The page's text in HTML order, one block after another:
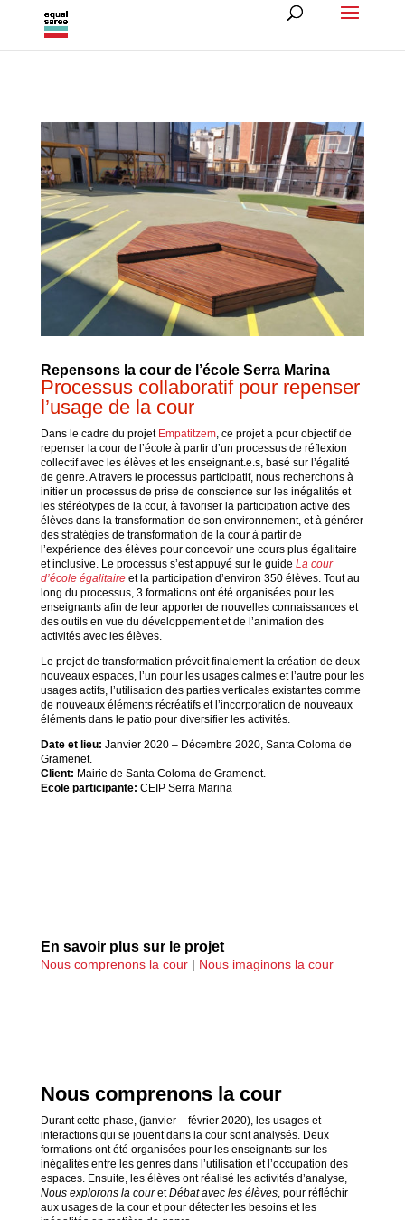
Repensons la cour de l’école Serra Marina
Processus collaboratif pour repenser
l’usage de la cour
Dans le cadre du projet Empatitzem, ce projet a pour objectif de
repenser la cour de l’école à partir d’un processus de réflexion
collectif avec les élèves et les enseignant.e.s, basé sur l’égalité
de genre. A travers le processus participatif, nous recherchons à
initier un processus de prise de conscience sur les inégalités et
les stéréotypes de la cour, à favoriser la participation active des
élèves dans la transformation de son environnement, et à générer
des stratégies de transformation de la cour à partir de
l’expérience des élèves pour concevoir une cours plus égalitaire
et inclusive. Le processus s’est appuyé sur le guide La cour
d’école égalitaire et la participation d’environ 350 élèves. Tout au
long du processus, 3 formations ont été organisées pour les
enseignants afin de leur apporter de nouvelles connaissances et
des outils en vue du développement et de l’animation des
activités avec les élèves.
Le projet de transformation prévoit finalement la création de deux
nouveaux espaces, l’un pour les usages calmes et l’autre pour les
usages actifs, l’utilisation des parties verticales existantes comme
de nouveaux éléments récréatifs et l’incorporation de nouveaux
éléments dans le patio pour diversifier les activités.
Date et lieu: Janvier 2020 – Décembre 2020, Santa Coloma de
Gramenet.
Client: Mairie de Santa Coloma de Gramenet.
Ecole participante: CEIP Serra Marina
En savoir plus sur le projet
Nous comprenons la cour| Nous imaginons la cour
Nous comprenons la cour
Durant cette phase, (janvier – février 2020), les usages et
interactions qui se jouent dans la cour sont analysés. Deux
formations ont été organisées pour les enseignants sur les
inégalités entre les genres dans l’utilisation et l’occupation des
espaces. Ensuite, les élèves ont réalisé les activités d’analyse,
Nous explorons la couretDébat avec les élèves, pour réfléchir
aux usages de la cour et pour détecter les besoins et les